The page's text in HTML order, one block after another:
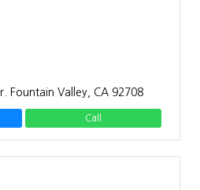
Fountain Valley, CA 92708
Call